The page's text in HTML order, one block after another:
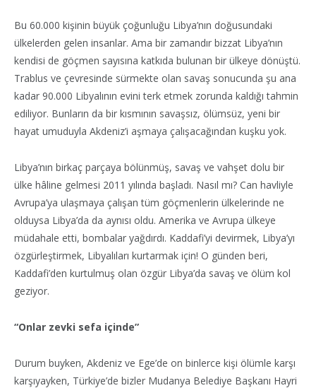
Bu 60.000 kişinin büyük çoğunluğu Libya’nın doğusundaki
ülkelerden gelen insanlar. Ama bir zamandır bizzat Libya’nın
kendisi de göçmen sayısına katkıda bulunan bir ülkeye dönüştü.
Trablus ve çevresinde sürmekte olan savaş sonucunda şu ana
kadar 90.000 Libyalının evini terk etmek zorunda kaldığı tahmin
ediliyor. Bunların da bir kısmının savaşsız, ölümsüz, yeni bir
hayat umuduyla Akdeniz’i aşmaya çalışacağından kuşku yok.
Libya’nın birkaç parçaya bölünmüş, savaş ve vahşet dolu bir
ülke hâline gelmesi 2011 yılında başladı. Nasıl mı? Can havliyle
Avrupa’ya ulaşmaya çalışan tüm göçmenlerin ülkelerinde ne
olduysa Libya’da da aynısı oldu. Amerika ve Avrupa ülkeye
müdahale etti, bombalar yağdırdı. Kaddafi’yi devirmek, Libya’yı
özgürleştirmek, Libyalıları kurtarmak için! O günden beri,
Kaddafi’den kurtulmuş olan özgür Libya’da savaş ve ölüm kol
geziyor.
“Onlar zevki sefa içinde”
Durum buyken, Akdeniz ve Ege’de on binlerce kişi ölümle karşı
karşıyayken, Türkiye’de bizler Mudanya Belediye Başkanı Hayri